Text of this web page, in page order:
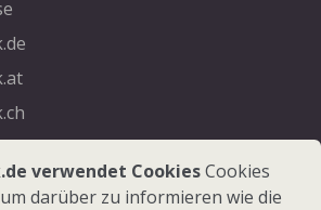
verwendet CookiesCookies
darüber zu informieren wie die